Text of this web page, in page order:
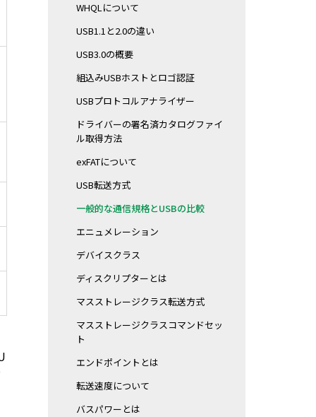
WHQLについて
USB1.1と2.0の違い
USB3.0の概要
組込みUSBホストとロゴ認証
USBプロトコルアナライザー
ドライバーの署名済カタログファイ
ル取得方法
exFATについて
USB転送方式
一般的な通信規格とUSBの比較
エニュメレーション
デバイスクラス
ディスクリプターとは
マスストレージクラス転送方式
マスストレージクラスコマンドセッ
ト
エンドポイントとは
転送速度について
バスパワーとは